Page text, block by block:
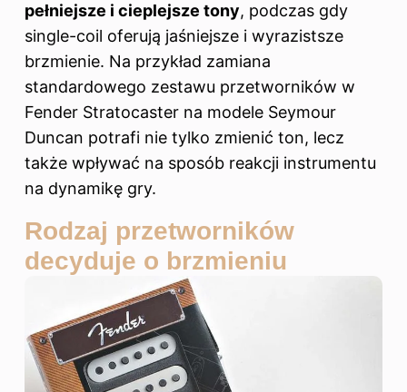
pełniejsze i cieplejsze tony, podczas gdy
single-coil oferują jaśniejsze i wyrazistsze
brzmienie. Na przykład zamiana
standardowego zestawu przetworników w
Fender Stratocaster na modele Seymour
Duncan potrafi nie tylko zmienić ton, lecz
także wpływać na sposób reakcji instrumentu
na dynamikę gry.
Rodzaj przetworników
decyduje o brzmieniu